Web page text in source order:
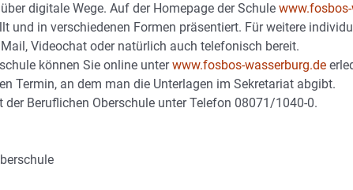
digitale Wege. Auf der Homepage der Schule
und in verschiedenen Formen präsentiert. Für weitere
Videochat oder natürlich auch telefonisch bereit.
können Sie online unterwww.fosbos-wasserburg.de
Termin, an dem man die Unterlagen im Sekretariat abgibt.
Beruflichen Oberschule unter Telefon 08071/1040-0.